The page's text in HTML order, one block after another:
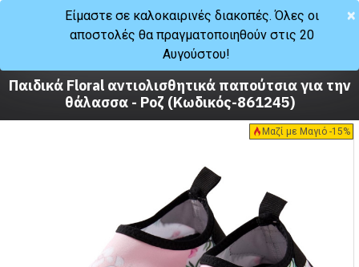
Καλοκαίρι Σανδάλια
Παιδικά Floral αντιολισθητικά παπούτσια για την
θάλασσα - Ροζ (Κωδικός-861245)
Μαζί με Μαγιό -15%
×
Είμαστε σε καλοκαιρινές διακοπές. Όλες οι
αποστολές θα πραγματοποιηθούν στις 20
Αυγούστου!